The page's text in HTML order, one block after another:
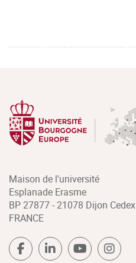
Maison de l'université
Esplanade Erasme
BP 27877 - 21078 Dijon Cedex
FRANCE